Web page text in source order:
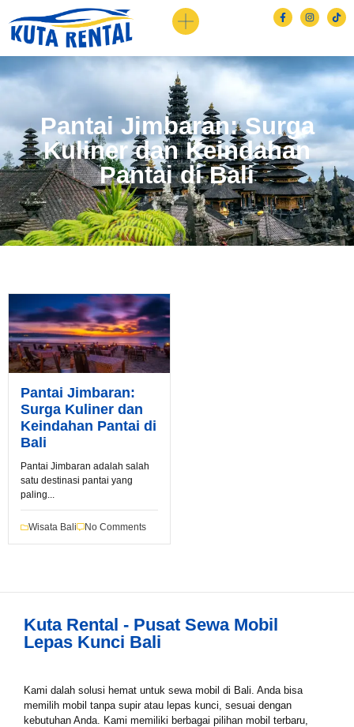
Pantai Jimbaran: Surga
Kuliner dan Keindahan
Pantai di Bali
Pantai Jimbaran:
Surga Kuliner dan
Keindahan Pantai di
Bali
Pantai Jimbaran adalah salah
satu destinasi pantai yang
paling...
Wisata Bali No Comments
Kuta Rental - Pusat Sewa Mobil
Lepas Kunci Bali
Kami dalah solusi hemat untuk sewa mobil di Bali. Anda bisa
memilih mobil tanpa supir atau lepas kunci, sesuai dengan
kebutuhan Anda. Kami memiliki berbagai pilihan mobil terbaru,
Book via WhatsApp
Pilih Mobil*
Tipe Sewa*
Tgl Mulai*
Tgl Selesai*